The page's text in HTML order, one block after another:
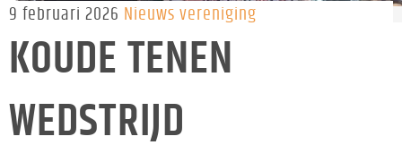
9 februari 2026 Nieuws vereniging
KOUDE TENEN
WEDSTRIJD